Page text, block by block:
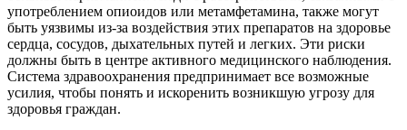
употреблением опиоидов или метамфетамина, также могут
быть уязвимы из-за воздействия этих препаратов на здоровье
сердца, сосудов, дыхательных путей и легких. Эти риски
должны быть в центре активного медицинского наблюдения.
Система здравоохранения предпринимает все возможные
усилия, чтобы понять и искоренить возникшую угрозу для
здоровья граждан.